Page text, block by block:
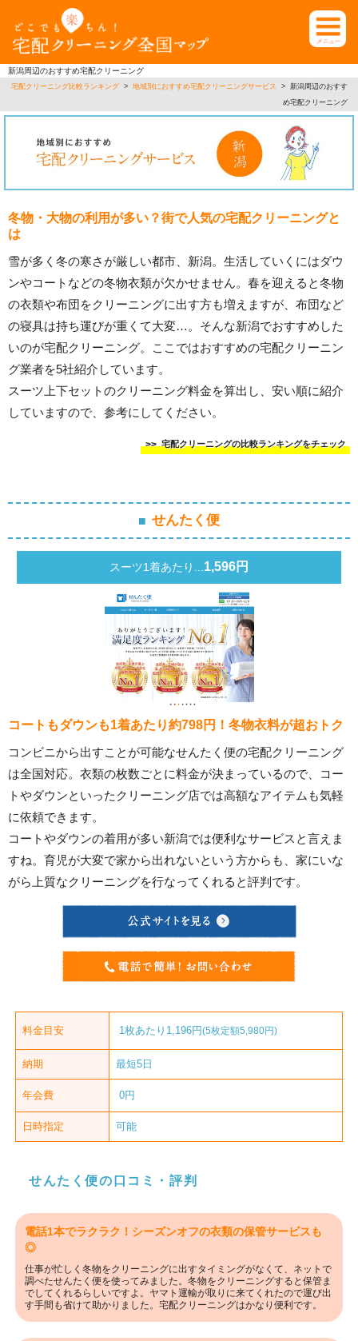
新潟周辺のおすすめ宅配クリーニング
宅配クリーニング比較ランキング> 地域別におすすめ宅配クリーニングサービス > 新潟周辺のおすす
め宅配クリーニング
冬物・大物の利用が多い？街で人気の宅配クリーニングと
は
雪が多く冬の寒さが厳しい都市、新潟。生活していくにはダウ
ンやコートなどの冬物衣類が欠かせません。春を迎えると冬物
の衣類や布団をクリーニングに出す方も増えますが、布団など
の寝具は持ち運びが重くて大変…。そんな新潟でおすすめした
いのが宅配クリーニング。ここではおすすめの宅配クリーニン
グ業者を5社紹介しています。
スーツ上下セットのクリーニング料金を算出し、安い順に紹介
していますので、参考にしてください。
宅配クリーニングの比較ランキングをチェック
せんたく便
スーツ1着あたり...1,596円
コートもダウンも1着あたり約798円！冬物衣料が超おトク
コンビニから出すことが可能なせんたく便の宅配クリーニング
は全国対応。衣類の枚数ごとに料金が決まっているので、コー
トやダウンといったクリーニング店では高額なアイテムも気軽
に依頼できます。
コートやダウンの着用が多い新潟では便利なサービスと言えま
すね。育児が大変で家から出れないという方からも、家にいな
がら上質なクリーニングを行なってくれると評判です。
料金目安 1枚あたり1,196円(5枚定額5,980円)
納期 最短5日
年会費 0円
日時指定 可能
せんたく便の口コミ・評判
電話1本でラクラク！シーズンオフの衣類の保管サービスも
◎
仕事が忙しく冬物をクリーニングに出すタイミングがなくて、ネットで
調べたせんたく便を使ってみました。冬物をクリーニングすると保管ま
でしてくれるらしいですよ。ヤマト運輸が取りに来てくれたので運び出
す手間も省けて助かりました。宅配クリーニングはかなり便利です。